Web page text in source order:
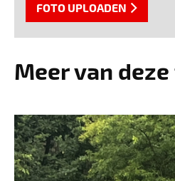
FOTO UPLOADEN
Meer van